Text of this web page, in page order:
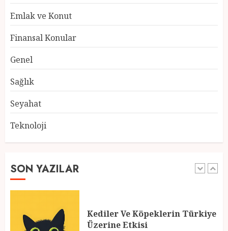
Emlak ve Konut
Finansal Konular
Genel
Sağlık
Seyahat
Teknoloji
SON YAZILAR
4
5
1
2025 En İyi Yaz Tatilleri
Kediler Ve Köpeklerin Türkiye
Üzerine Etkisi